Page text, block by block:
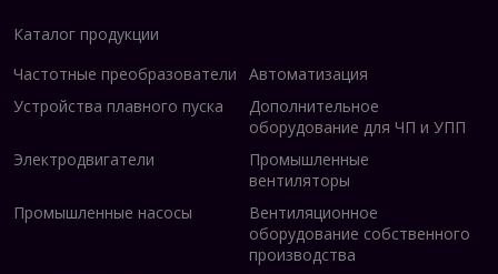
Каталог продукции
Частотные преобразователи
Автоматизация
Устройства плавного пуска
Дополнительное
оборудование для ЧП и УПП
Электродвигатели
Промышленные
вентиляторы
Промышленные насосы
Вентиляционное
оборудование собственного
производства